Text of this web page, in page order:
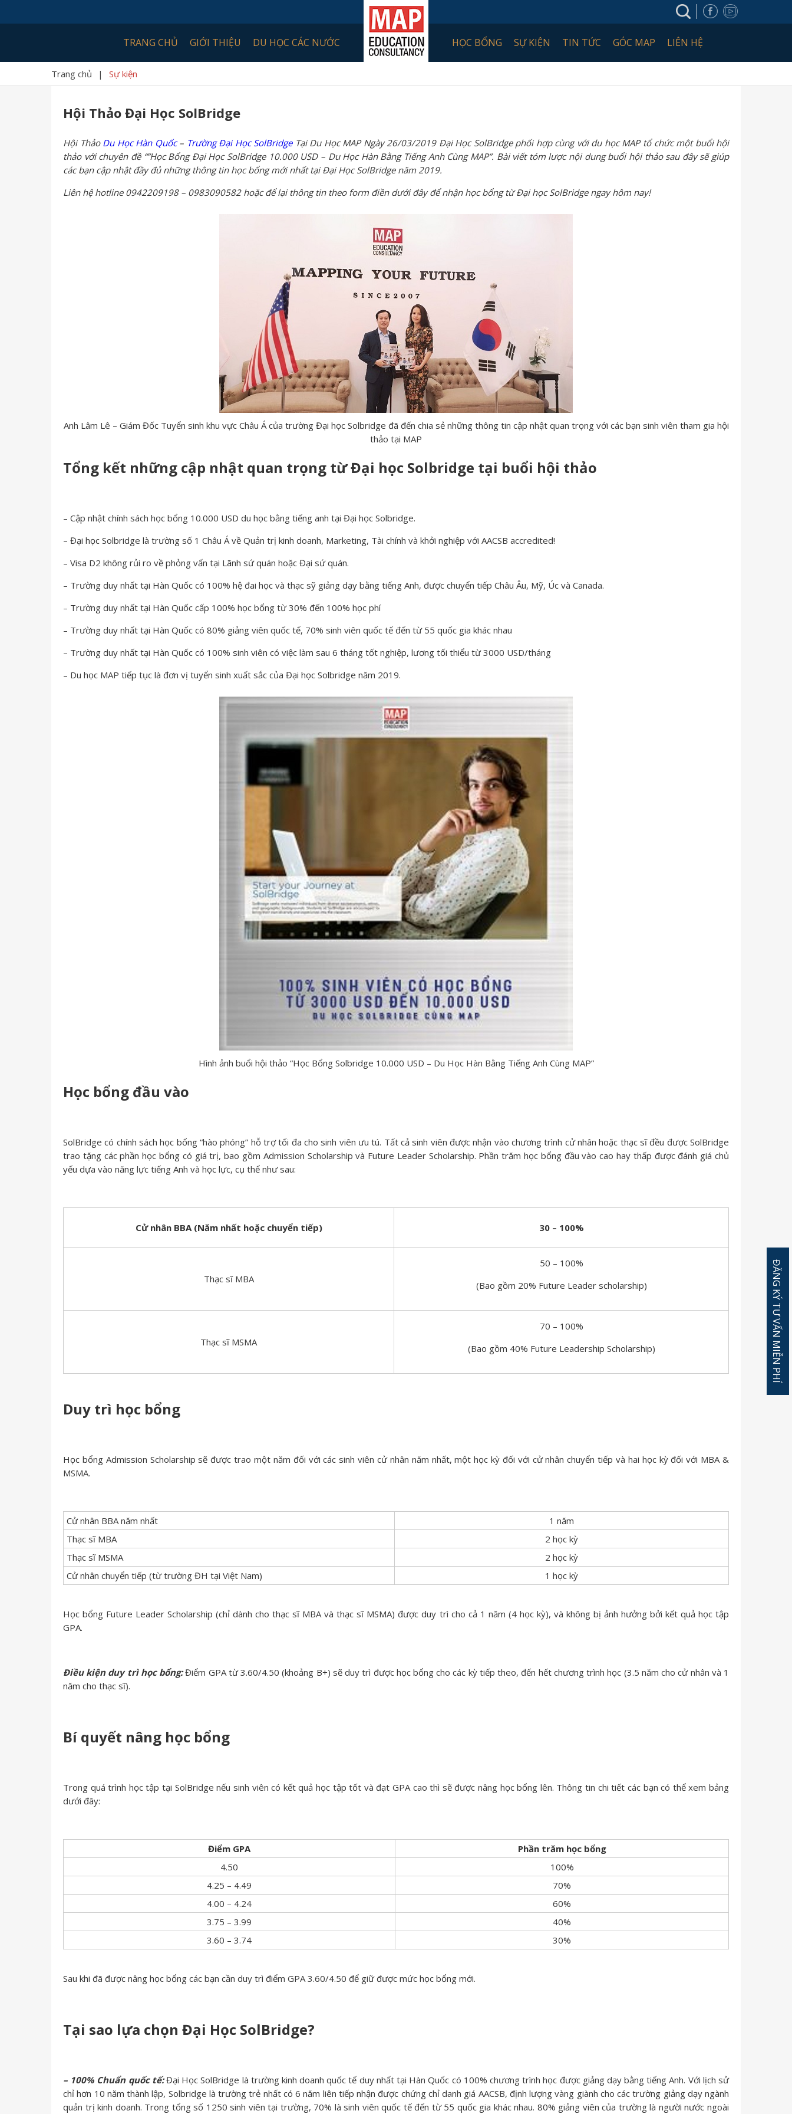
TRANG CHỦ GIỚI THIỆU DU HỌC CÁC NƯỚC HỌC BỔNG SỰ KIỆN TIN TỨC GÓC MAP LIÊN HỆ
Trang chủ | Sự kiện
Hội Thảo Đại Học SolBridge
Hội Thảo Du Học Hàn Quốc– Trường Đại Học SolBridgeTại Du Học MAP Ngày 26/03/2019 Đại Học SolBridge phối hợp cùng với du học MAP tổ chức một buổi hội
thảo với chuyên đề “”Học Bổng Đại Học SolBridge 10.000 USD – Du Học Hàn Bằng Tiếng Anh Cùng MAP”. Bài viết tóm lược nội dung buổi hội thảo sau đây sẽ giúp
các bạn cập nhật đầy đủ những thông tin học bổng mới nhất tại Đại Học SolBridge năm 2019.
Liên hệ hotline 0942209198 – 0983090582 hoặc để lại thông tin theo form điền dưới đây để nhận học bổng từ Đại học SolBridge ngay hôm nay!
Anh Lâm Lê – Giám Đốc Tuyển sinh khu vực Châu Á của trường Đại học Solbridge đã đến chia sẻ những thông tin cập nhật quan trọng với các bạn sinh viên tham gia hội
thảo tại MAP
Tổng kết những cập nhật quan trọng từ Đại học Solbridge tại buổi hội thảo
– Cập nhật chính sách học bổng 10.000 USD du học bằng tiếng anh tại Đại học Solbridge.
– Đại học Solbridge là trường số 1 Châu Á về Quản trị kinh doanh, Marketing, Tài chính và khởi nghiệp với AACSB accredited!
– Visa D2 không rủi ro về phỏng vấn tại Lãnh sứ quán hoặc Đại sứ quán.
– Trường duy nhất tại Hàn Quốc có 100% hệ đai học và thạc sỹ giảng dạy bằng tiếng Anh, được chuyển tiếp Châu Âu, Mỹ, Úc và Canada.
– Trường duy nhất tại Hàn Quốc cấp 100% học bổng từ 30% đến 100% học phí
– Trường duy nhất tại Hàn Quốc có 80% giảng viên quốc tế, 70% sinh viên quốc tế đến từ 55 quốc gia khác nhau
– Trường duy nhất tại Hàn Quốc có 100% sinh viên có việc làm sau 6 tháng tốt nghiệp, lương tối thiểu từ 3000 USD/tháng
– Du học MAP tiếp tục là đơn vị tuyển sinh xuất sắc của Đại học Solbridge năm 2019.
Hình ảnh buổi hội thảo “Học Bổng Solbridge 10.000 USD – Du Học Hàn Bằng Tiếng Anh Cùng MAP”
Học bổng đầu vào
SolBridge có chính sách học bổng “hào phóng” hỗ trợ tối đa cho sinh viên ưu tú. Tất cả sinh viên được nhận vào chương trình cử nhân hoặc thạc sĩ đều được SolBridge
trao tặng các phần học bổng có giá trị, bao gồm Admission Scholarship và Future Leader Scholarship. Phần trăm học bổng đầu vào cao hay thấp được đánh giá chủ
yếu dựa vào năng lực tiếng Anh và học lực, cụ thể như sau:
Cử nhân BBA (Năm nhất hoặc chuyển tiếp) 30 – 100%
Thạc sĩ MBA
50 – 100%
(Bao gồm 20% Future Leader scholarship)
Thạc sĩ MSMA
70 – 100%
(Bao gồm 40% Future Leadership Scholarship)
Duy trì học bổng
Học bổng Admission Scholarship sẽ được trao một năm đối với các sinh viên cử nhân năm nhất, một học kỳ đối với cử nhân chuyển tiếp và hai học kỳ đối với MBA &
MSMA.
Cử nhân BBA năm nhất
1 năm
Thạc sĩ MBA
2 học kỳ
Thạc sĩ MSMA
2 học kỳ
Cử nhân chuyển tiếp (từ trường ĐH tại Việt Nam)
1 học kỳ
Học bổng Future Leader Scholarship (chỉ dành cho thạc sĩ MBA và thạc sĩ MSMA) được duy trì cho cả 1 năm (4 học kỳ), và không bị ảnh hưởng bởi kết quả học tập
GPA.
Điều kiện duy trì học bổng: Điểm GPA từ 3.60/4.50 (khoảng B+) sẽ duy trì được học bổng cho các kỳ tiếp theo, đến hết chương trình học (3.5 năm cho cử nhân và 1
năm cho thạc sĩ).
Bí quyết nâng học bổng
Trong quá trình học tập tại SolBridge nếu sinh viên có kết quả học tập tốt và đạt GPA cao thì sẽ được nâng học bổng lên. Thông tin chi tiết các bạn có thể xem bảng
dưới đây:
Điểm GPA
Phần trăm học bổng
4.50
100%
4.25 – 4.49
70%
4.00 – 4.24
60%
3.75 – 3.99
40%
3.60 – 3.74
30%
Sau khi đã được nâng học bổng các bạn cần duy trì điểm GPA 3.60/4.50 để giữ được mức học bổng mới.
Tại sao lựa chọn Đại Học SolBridge?
– 100% Chuẩn quốc tế:Đại Học SolBridge là trường kinh doanh quốc tế duy nhất tại Hàn Quốc có 100% chương trình học được giảng dạy bằng tiếng Anh. Với lịch sử
chỉ hơn 10 năm thành lập, Solbridge là trường trẻ nhất có 6 năm liên tiếp nhận được chứng chỉ danh giá AACSB, định lượng vàng giành cho các trường giảng dạy ngành
quản trị kinh doanh. Trong tổng số 1250 sinh viên tại trường, 70% là sinh viên quốc tế đến từ 55 quốc gia khác nhau. 80% giảng viên của trường là người nước ngoài
ĐĂNG KÝ TƯ VẤN MIỄN PHÍ